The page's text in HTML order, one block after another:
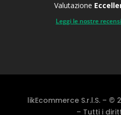
Valutazione
Leggi le nostre
likEcommerce S.r.l.S. – ©
– Tutti i